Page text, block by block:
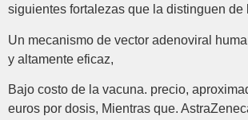
siguientes fortalezas que la distinguen de
Un mecanismo de vector adenoviral
y altamente eficaz,
Bajo costo de la vacuna. precio,
euros por dosis, Mientras que.